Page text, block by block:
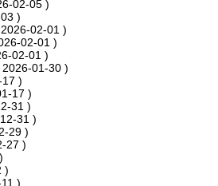
02-05 )
)
02-01 )
02-01 )
02-01 )
2026-01-30 )
)
17 )
31 )
31 )
29 )
27 )
)
)